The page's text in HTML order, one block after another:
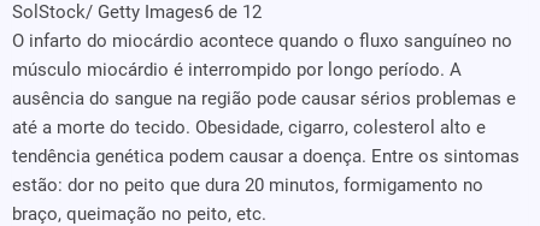
SolStock/ Getty Images6 de 12
O infarto do miocárdio acontece quando o fluxo sanguíneo no
músculo miocárdio é interrompido por longo período. A
ausência do sangue na região pode causar sérios problemas e
até a morte do tecido. Obesidade, cigarro, colesterol alto e
tendência genética podem causar a doença. Entre os sintomas
estão: dor no peito que dura 20 minutos, formigamento no
braço, queimação no peito, etc.